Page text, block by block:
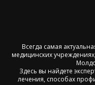
Всегда самая
медицинских
Здесь вы найдете
лечения, способах